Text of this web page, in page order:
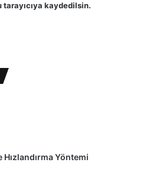
kaydedilsin.
Hızlandırma Yöntemi